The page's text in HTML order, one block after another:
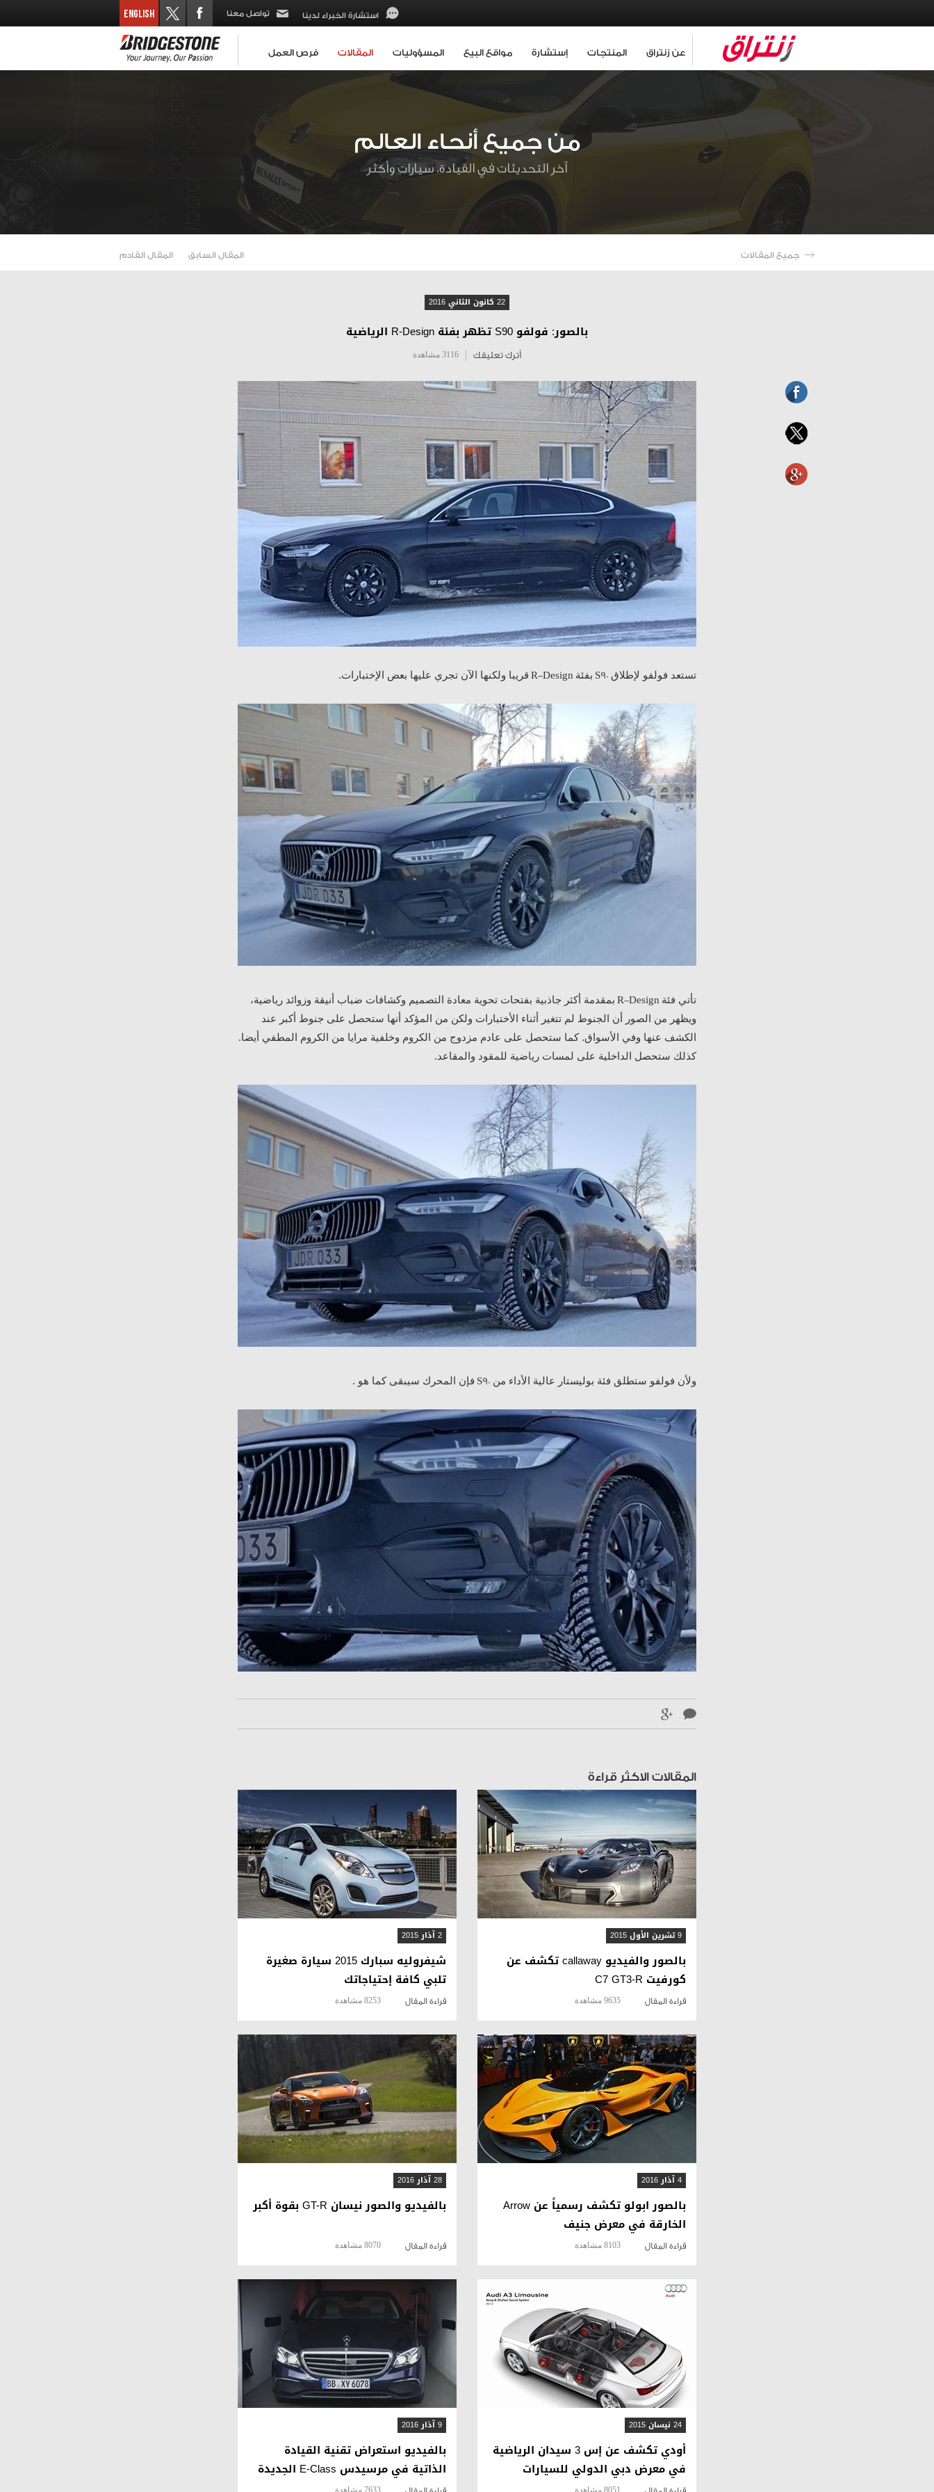
استشارة الخبراء لدينا تواصل معنا
عن زنتراق المنتجات إستشارة مواقع البيع المسؤوليات المقالات فرص العمل
من جميع أنحاء العالم
آخر التحديثات في القيادة، سيارات وأكثر
جميع المقالات المقال السابق المقال القادم
22 كانون الثاني 2016
بالصور: فولفو S90 تظهر بفئة R-Design الرياضية
أترك تعليقك 3116 مشاهدة
تستعد فولفو لإطلاق S90 بفئة R-Design قريبا ولكنها الآن تجري عليها بعض الإختبارات.
تأتي فئة R-Design بمقدمة أكثر جاذبية بفتحات تحوية معادة التصميم وكشافات ضباب أنيقة وزوائد رياضية،
ويظهر من الصور أن الجنوط لم تتغير أثناء الأختبارات ولكن من المؤكد أنها ستحصل على جنوط أكبر عند
الكشف عنها وفي الأسواق. كما ستحصل على عادم مزدوج من الكروم وخلفية مرايا من الكروم المطفي أيضا.
كذلك ستحصل الداخلية على لمسات رياضية للمقود والمقاعد.
ولأن فولفو ستطلق فئة بوليستار عالية الأداء من S90 فإن المحرك سيبقى كما هو .
المقالات الاكثر قراءة
قراءة المقال
9 تشرين الأول 2015
بالصور والفيديو callaway تكشف عن
كورفيت C7 GT3-R
قراءة المقال 9635 مشاهدة
قراءة المقال
2 آذار 2015
شيفروليه سبارك 2015 سيارة صغيرة
تلبي كافة إحتياجاتك
قراءة المقال 8253 مشاهدة
قراءة المقال
4 آذار 2016
بالصور ابولو تكشف رسمياً عن Arrow
الخارقة في معرض جنيف
قراءة المقال 8103 مشاهدة
قراءة المقال
28 آذار 2016
بالفيديو والصور نيسان GT-R بقوة أكبر
قراءة المقال 8070 مشاهدة
قراءة المقال
24 نيسان 2015
أودي تكشف عن إس 3 سيدان الرياضية
في معرض دبي الدولي للسيارات
قراءة المقال
9 آذار 2016
بالفيديو استعراض تقنية القيادة
الذاتية في مرسيدس E-Class الجديدة